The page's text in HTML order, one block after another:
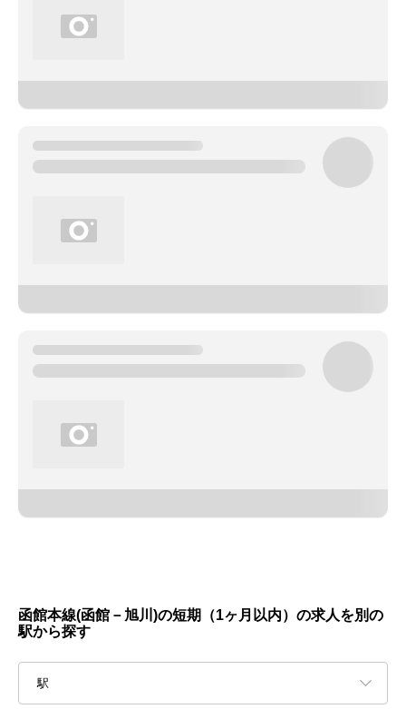
函館本線(函館－旭川)の短期（1ヶ月以内）の求人を別の
駅から探す
駅